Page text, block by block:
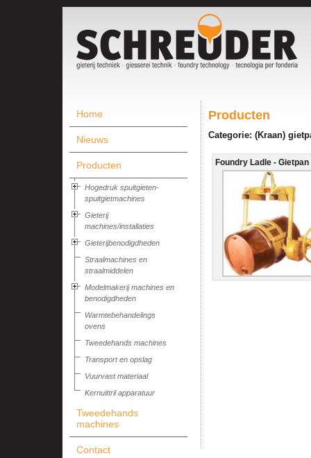
Home
Nieuws
Producten
Hogedruk spuitgieten-
spuitgietmachines
Gieterij
machines/installaties
Gieterijbenodigdheden
Straalmachines en
straalmiddelen
Modelmakerij machines en
benodigdheden
Warmtebehandelings
ovens
Tweedehands machines
Transport en opslag
Vuurvast materiaal
Kernuittril apparatuur
Tweedehands
machines
Contact
Producten
Categorie: (Kraan)
Foundry Ladle - Gietpan